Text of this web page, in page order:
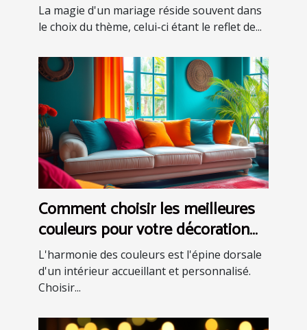
La magie d'un mariage réside souvent dans
le choix du thème, celui-ci étant le reflet de...
Comment choisir les meilleures
couleurs pour votre décoration
intérieure
L'harmonie des couleurs est l'épine dorsale
d'un intérieur accueillant et personnalisé.
Choisir...